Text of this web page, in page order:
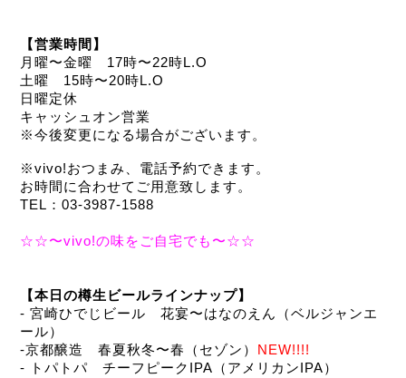
【営業時間】
月曜〜金曜　17時〜22時L.O
土曜　15時〜20時L.O
日曜定休
キャッシュオン営業
※今後変更になる場合がございます。
※vivo!おつまみ、電話予約できます。
お時間に合わせてご用意致します。
TEL：03-3987-1588
☆☆〜vivo!の味をご自宅でも〜☆☆
【本日の樽生ビールラインナップ】
- 宮崎ひでじビール　花宴〜はなのえん（ベルジャンエ
ール）
-京都醸造　春夏秋冬〜春（セゾン）
NEW!!!!
- トパトパ　チーフピークIPA（アメリカンIPA）